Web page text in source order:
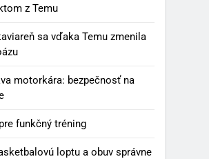
z Temu
sa vďaka Temu zmenila
motorkára: bezpečnosť na
funkčný tréning
loptu a obuv správne